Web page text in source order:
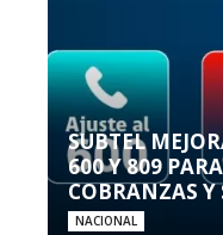
SUBTEL
600 Y 809
COBRANZAS Y
NACIONAL